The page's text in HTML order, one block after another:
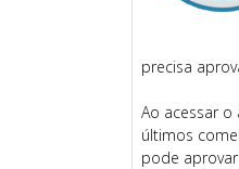
precisa
Ao acessar o
últimos
pode